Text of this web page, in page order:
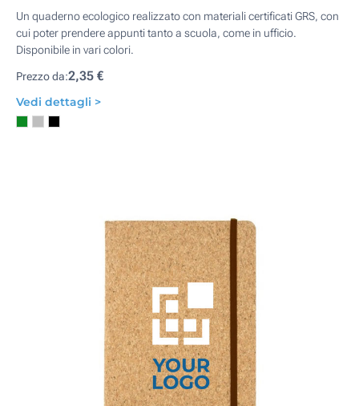
Un quaderno ecologico realizzato con materiali certificati GRS, con
cui poter prendere appunti tanto a scuola, come in ufficio.
Disponibile in vari colori.
Prezzo da:2,35 €
Vedi dettagli >